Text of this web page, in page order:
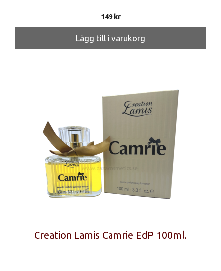
149kr
Lägg till i varukorg
Creation Lamis Camrie EdP 100ml.